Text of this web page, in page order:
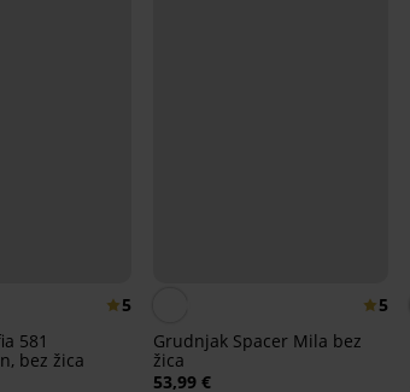
5
581
bez žica
5
Grudnjak Spacer Mila bez
žica
53,99 €